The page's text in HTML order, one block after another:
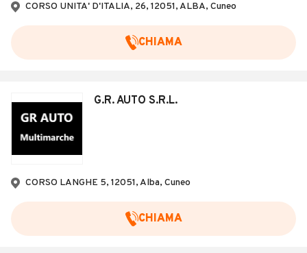
CORSO UNITA' D'ITALIA, 26, 12051, ALBA, Cuneo
CHIAMA
G.R. AUTO S.R.L.
CORSO LANGHE 5, 12051, Alba, Cuneo
CHIAMA